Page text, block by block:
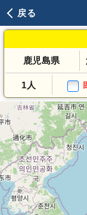
戻る
鹿児島県
1人